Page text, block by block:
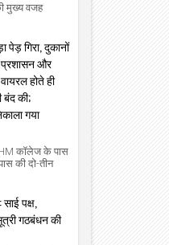
मुख्य वजह
पेड़ गिरा, दुकानों
प्रशासन और
होते ही
बंद की;
गया
कॉलेज के पास
की दो-तीन
पक्ष,
गठबंधन की